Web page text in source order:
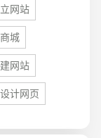
网站
城
网站
计网页
3万-5万